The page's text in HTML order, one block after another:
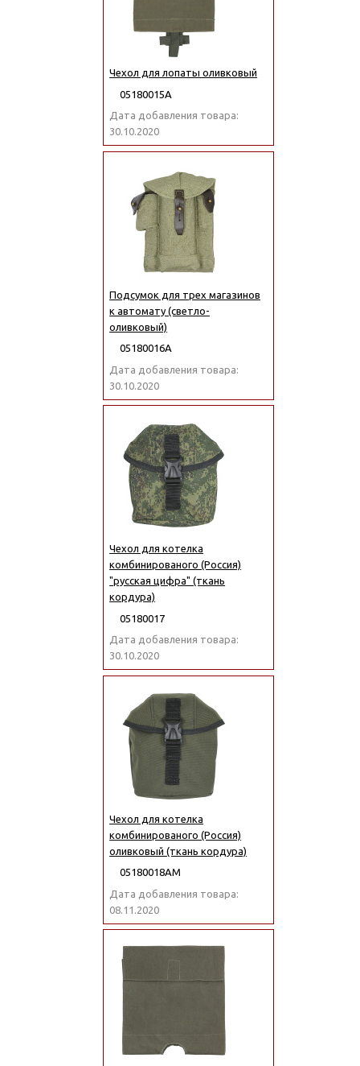
Чехол для лопаты оливковый
05180015А
Дата добавления товара:
30.10.2020
Подсумок для трех магазинов
к автомату (светло-
оливковый)
05180016А
Дата добавления товара:
30.10.2020
Чехол для котелка
комбинированого (Россия)
"русская цифра" (ткань
кордура)
05180017
Дата добавления товара:
30.10.2020
Чехол для котелка
комбинированого (Россия)
оливковый (ткань кордура)
05180018АМ
Дата добавления товара:
08.11.2020